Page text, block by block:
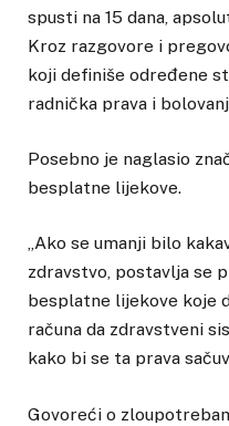
spusti na 15 dana,
Kroz razgovore i
koji definiše određene
radnička prava i
Posebno je naglasio
besplatne lijekove.
„Ako se umanji bilo
zdravstvo, postavlja se
besplatne lijekove koje
računa da zdravstveni
kako bi se ta prava
Govoreći o